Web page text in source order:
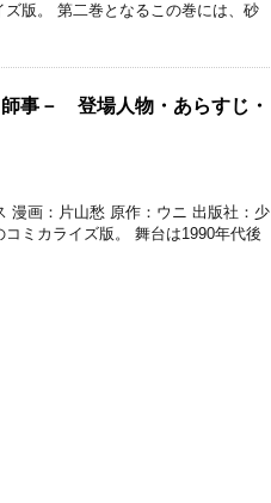
版。 第二巻となるこの巻には、砂
事－ 登場人物・あらすじ・
画：片山愁 原作：ウニ 出版社：少
ミカライズ版。 舞台は1990年代後